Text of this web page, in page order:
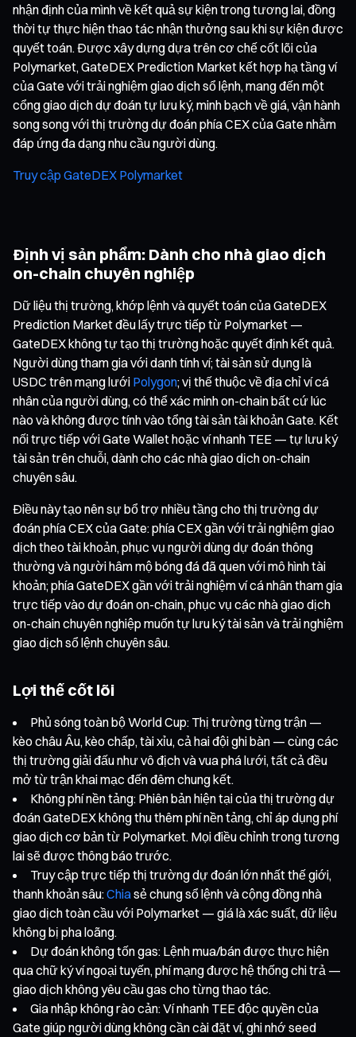
nhận định của mình về kết quả sự kiện trong tương lai, đồng
thời tự thực hiện thao tác nhận thưởng sau khi sự kiện được
quyết toán. Được xây dựng dựa trên cơ chế cốt lõi của
Polymarket, GateDEX Prediction Market kết hợp hạ tầng ví
của Gate với trải nghiệm giao dịch sổ lệnh, mang đến một
cổng giao dịch dự đoán tự lưu ký, minh bạch về giá, vận hành
song song với thị trường dự đoán phía CEX của Gate nhằm
đáp ứng đa dạng nhu cầu người dùng.
Truy cập GateDEX Polymarket
Định vị sản phẩm: Dành cho nhà giao dịch
on-chain chuyên nghiệp
Dữ liệu thị trường, khớp lệnh và quyết toán của GateDEX
Prediction Market đều lấy trực tiếp từ Polymarket —
GateDEX không tự tạo thị trường hoặc quyết định kết quả.
Người dùng tham gia với danh tính ví; tài sản sử dụng là
USDC trên mạng lưới Polygon; vị thế thuộc về địa chỉ ví cá
nhân của người dùng, có thể xác minh on-chain bất cứ lúc
nào và không được tính vào tổng tài sản tài khoản Gate. Kết
nối trực tiếp với Gate Wallet hoặc ví nhanh TEE — tự lưu ký
tài sản trên chuỗi, dành cho các nhà giao dịch on-chain
chuyên sâu.
Điều này tạo nên sự bổ trợ nhiều tầng cho thị trường dự
đoán phía CEX của Gate: phía CEX gần với trải nghiệm giao
dịch theo tài khoản, phục vụ người dùng dự đoán thông
thường và người hâm mộ bóng đá đã quen với mô hình tài
khoản; phía GateDEX gần với trải nghiệm ví cá nhân tham gia
trực tiếp vào dự đoán on-chain, phục vụ các nhà giao dịch
on-chain chuyên nghiệp muốn tự lưu ký tài sản và trải nghiệm
giao dịch sổ lệnh chuyên sâu.
Lợi thế cốt lõi
Phủ sóng toàn bộ World Cup: Thị trường từng trận —
kèo châu Âu, kèo chấp, tài xỉu, cả hai đội ghi bàn — cùng các
thị trường giải đấu như vô địch và vua phá lưới, tất cả đều
mở từ trận khai mạc đến đêm chung kết.
Không phí nền tảng: Phiên bản hiện tại của thị trường dự
đoán GateDEX không thu thêm phí nền tảng, chỉ áp dụng phí
giao dịch cơ bản từ Polymarket. Mọi điều chỉnh trong tương
lai sẽ được thông báo trước.
Truy cập trực tiếp thị trường dự đoán lớn nhất thế giới,
thanh khoản sâu:Chiasẻ chung sổ lệnh và cộng đồng nhà
giao dịch toàn cầu với Polymarket — giá là xác suất, dữ liệu
không bị pha loãng.
Dự đoán không tốn gas: Lệnh mua/bán được thực hiện
qua chữ ký ví ngoại tuyến, phí mạng được hệ thống chi trả —
giao dịch không yêu cầu gas cho từng thao tác.
Gia nhập không rào cản: Ví nhanh TEE độc quyền của
Gate giúp người dùng không cần cài đặt ví, ghi nhớ seed